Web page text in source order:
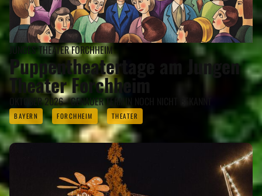
JUNGES THEATER FORCHHEIM
Puppentheatertage am Jungen
Theater Forchheim
OKTOBER 2026 - GENAUER TERMIN NOCH NICHT BEKANNT
BAYERN FORCHHEIM THEATER